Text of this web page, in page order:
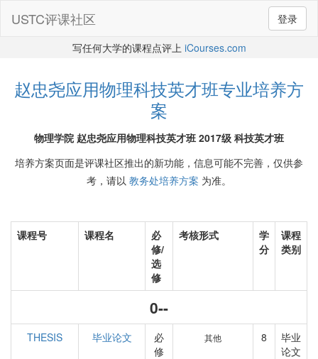
登录
USTC评课社区
写任何大学的课程点评上 iCourses.com
赵忠尧应用物理科技英才班专业培养方
案
物理学院 赵忠尧应用物理科技英才班 2017级 科技英才班
培养方案页面是评课社区推出的新功能，信息可能不完善，仅供参
考，请以 教务处培养方案 为准。
课程号 课程名
必
修/
选
修
考核形式
学
分
课程
类别
0--
THESIS 毕业论文
必
修
其他 8
毕业
论文